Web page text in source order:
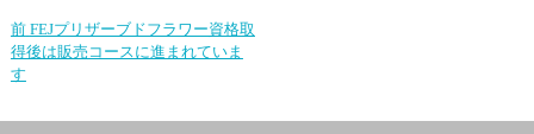
前 FEJプリザーブドフラワー資格取
得後は販売コースに進まれていま
す